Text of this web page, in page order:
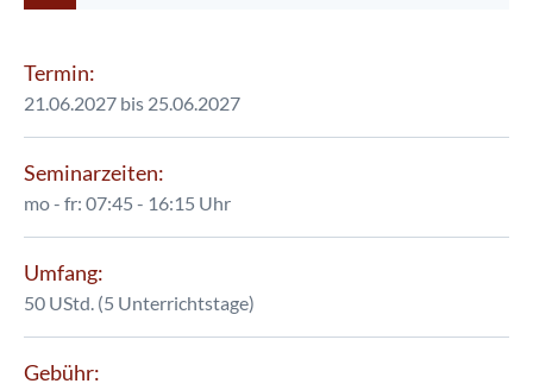
Termin:
21.06.2027 bis 25.06.2027
Seminarzeiten:
mo - fr: 07:45 - 16:15 Uhr
Umfang:
50 UStd. (5 Unterrichtstage)
Gebühr: